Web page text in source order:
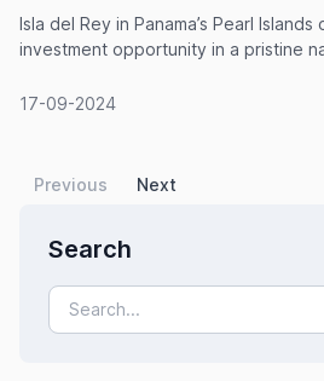
Isla del Rey in Panama’s Pearl
investment opportunity in a pristine
17-09-2024
Previous Next
Search